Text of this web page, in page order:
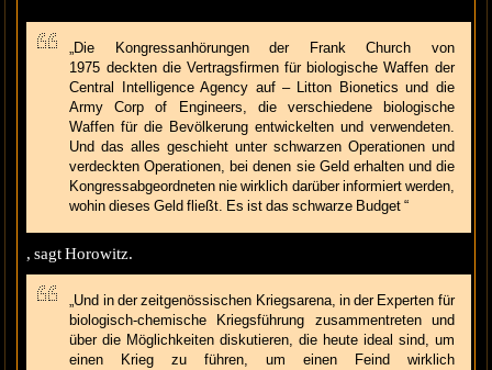
„Die Kongressanhörungen der Frank Church von
1975 deckten die Vertragsfirmen für biologische Waffen der
Central Intelligence Agency auf – Litton Bionetics und die
Army Corp of Engineers, die verschiedene biologische
Waffen für die Bevölkerung entwickelten und verwendeten.
Und das alles geschieht unter schwarzen Operationen und
verdeckten Operationen, bei denen sie Geld erhalten und die
Kongressabgeordneten nie wirklich darüber informiert werden,
wohin dieses Geld fließt. Es ist das schwarze Budget “
, sagt Horowitz.
„Und in der zeitgenössischen Kriegsarena, in der Experten für
biologisch-chemische Kriegsführung zusammentreten und
über die Möglichkeiten diskutieren, die heute ideal sind, um
einen Krieg zu führen, um einen Feind wirklich